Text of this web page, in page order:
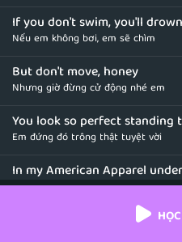
If you don't swim, you'll drown
Nếu em không bơi, em sẽ chìm
But don't move, honey
Nhưng giờ đừng cử động nhé em
You look so perfect standing
Em đứng đó trông thật tuyệt vời
In my American Apparel
Khi mặc chiếc quần lót hiệu